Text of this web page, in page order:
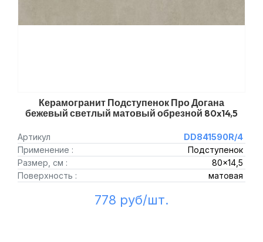
Керамогранит Подступенок Про Догана
бежевый светлый матовый обрезной 80x14,5
Артикул
DD841590R/4
Применение :
Подступенок
Размер, см :
80x14,5
Поверхность :
матовая
778 руб/шт.